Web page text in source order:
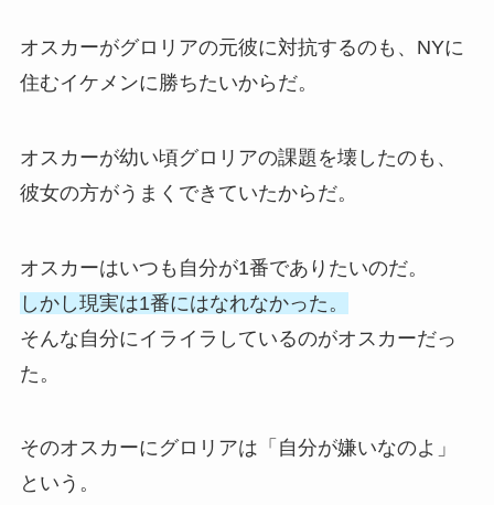
オスカーがグロリアの元彼に対抗するのも、NYに
住むイケメンに勝ちたいからだ。
オスカーが幼い頃グロリアの課題を壊したのも、
彼女の方がうまくできていたからだ。
オスカーはいつも自分が1番でありたいのだ。
しかし現実は1番にはなれなかった。
そんな自分にイライラしているのがオスカーだっ
た。
そのオスカーにグロリアは「自分が嫌いなのよ」
という。